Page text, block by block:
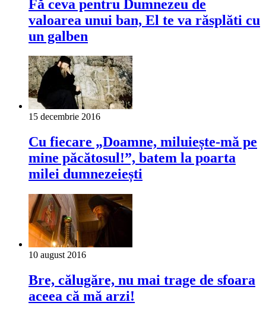
Fă ceva pentru Dumnezeu de
valoarea unui ban, El te va răsplăti cu
un galben
15 decembrie 2016
Cu fiecare „Doamne, miluiește-mă pe
mine păcătosul!”, batem la poarta
milei dumnezeiești
10 august 2016
Bre, călugăre, nu mai trage de sfoara
aceea că mă arzi!